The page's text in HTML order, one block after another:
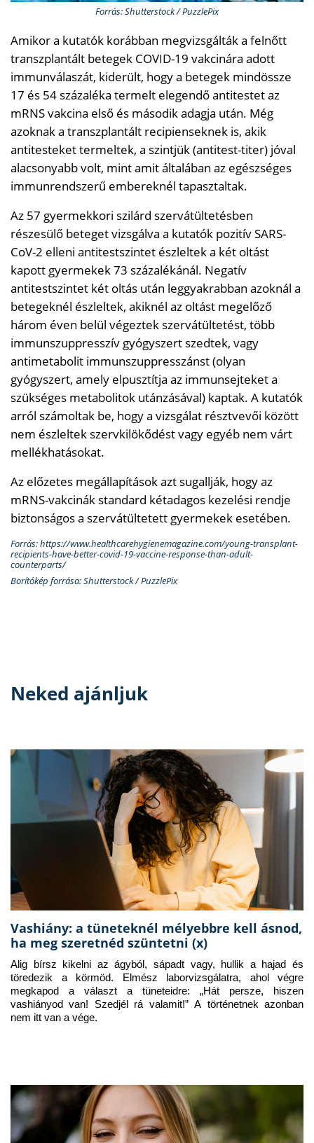
Forrás: Shutterstock / PuzzlePix
Amikor a kutatók korábban megvizsgálták a felnőtt
transzplantált betegek COVID-19 vakcinára adott
immunválaszát, kiderült, hogy a betegek mindössze
17 és 54 százaléka termelt elegendő antitestet az
mRNS vakcina első és második adagja után. Még
azoknak a transzplantált recipienseknek is, akik
antitesteket termeltek, a szintjük (antitest-titer) jóval
alacsonyabb volt, mint amit általában az egészséges
immunrendszerű embereknél tapasztaltak.
Az 57 gyermekkori szilárd szervátültetésben
részesülő beteget vizsgálva a kutatók pozitív SARS-
CoV-2 elleni antitestszintet észleltek a két oltást
kapott gyermekek 73 százalékánál. Negatív
antitestszintet két oltás után leggyakrabban azoknál a
betegeknél észleltek, akiknél az oltást megelőző
három éven belül végeztek szervátültetést, több
immunszuppresszív gyógyszert szedtek, vagy
antimetabolit immunszuppresszánst (olyan
gyógyszert, amely elpusztítja az immunsejteket a
szükséges metabolitok utánzásával) kaptak. A kutatók
arról számoltak be, hogy a vizsgálat résztvevői között
nem észleltek szervkilökődést vagy egyéb nem várt
mellékhatásokat.
Az előzetes megállapítások azt sugallják, hogy az
mRNS-vakcinák standard kétadagos kezelési rendje
biztonságos a szervátültetett gyermekek esetében.
Forrás: https://www.healthcarehygienemagazine.com/young-transplant-
recipients-have-better-covid-19-vaccine-response-than-adult-
counterparts/
Borítókép forrása: Shutterstock / PuzzlePix
Neked ajánljuk
Vashiány: a tüneteknél mélyebbre kell ásnod,
ha meg szeretnéd szüntetni (x)
Alig bírsz kikelni az ágyból, sápadt vagy, hullik a hajad és
töredezik a körmöd. Elmész laborvizsgálatra, ahol végre
megkapod a választ a tüneteidre: „Hát persze, hiszen
vashiányod van! Szedjél rá valamit!” A történetnek azonban
nem itt van a vége.